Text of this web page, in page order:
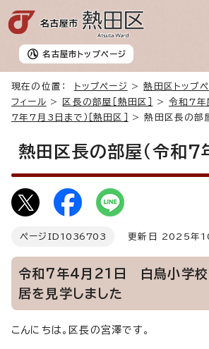
名古屋市 トップページ
現在の位置： トップページ >熱田区トップ
フィール > 区長の部屋［熱田区］ >令和7年
7年7月3日まで）［熱田区］
> 熱田区長の部
熱田区長の部屋（令和7
ページID 1036703 更新日 2025年
令和7年4月21日 白鳥小学校
居を見学しました
こんにちは。区長の宮澤です。